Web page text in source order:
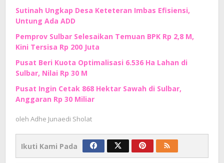
Sutinah Ungkap Desa Keteteran Imbas Efisiensi,
Untung Ada ADD
Pemprov Sulbar Selesaikan Temuan BPK Rp 2,8 M,
Kini Tersisa Rp 200 Juta
Pusat Beri Kuota Optimalisasi 6.536 Ha Lahan di
Sulbar, Nilai Rp 30 M
Pusat Ingin Cetak 868 Hektar Sawah di Sulbar,
Anggaran Rp 30 Miliar
oleh Adhe Junaedi Sholat
Ikuti Kami Pada